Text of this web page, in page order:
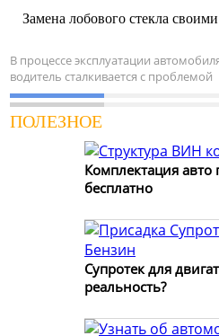
Замена лобового стекла
В процессе эксплуатации
водитель сталкивается с проблемой
ПОЛЕЗНОЕ
Комплектация
бесплатно
Супротек для
реальность?